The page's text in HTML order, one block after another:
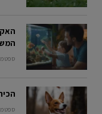
ספטמבר
ספטמבר